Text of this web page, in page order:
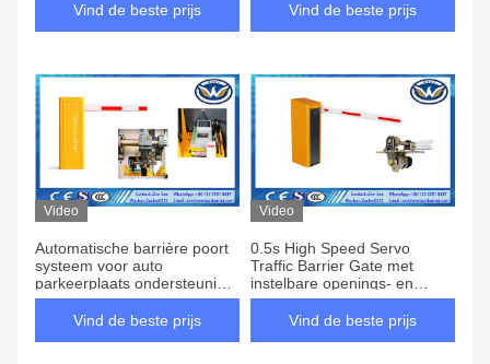
Vind de beste prijs Vind de beste prijs
Video
Automatische barrière poort
systeem voor auto
parkeerplaats ondersteuning
OEM-service en
gegalvaniseerde plaat
Vind de beste prijs
Video
0.5s High Speed Servo
Traffic Barrier Gate met
instelbare openings- en
sluitingstijd en
motorversnelling zonder
Vind de beste prijs